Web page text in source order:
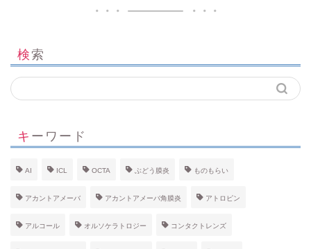
検索
キーワード
AI ICL OCTA ぶどう膜炎 ものもらい
アカントアメーバ アカントアメーバ角膜炎 アトロピン
アルコール オルソケラトロジー コンタクトレンズ